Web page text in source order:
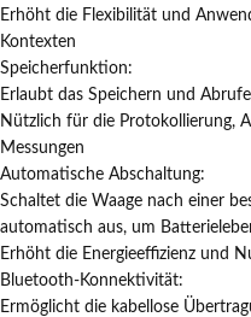
Erhöht die Flexibilität und
Kontexten
Speicherfunktion:
Erlaubt das Speichern und
Nützlich für die Protokollierung,
Messungen
Automatische Abschaltung:
Schaltet die Waage nach einer
automatisch aus, um
Erhöht die Energieeffizienz und
Bluetooth-Konnektivität:
Ermöglicht die kabellose